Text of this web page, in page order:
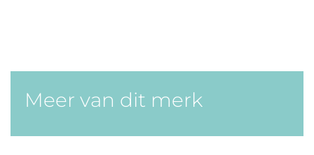
Meer van dit merk